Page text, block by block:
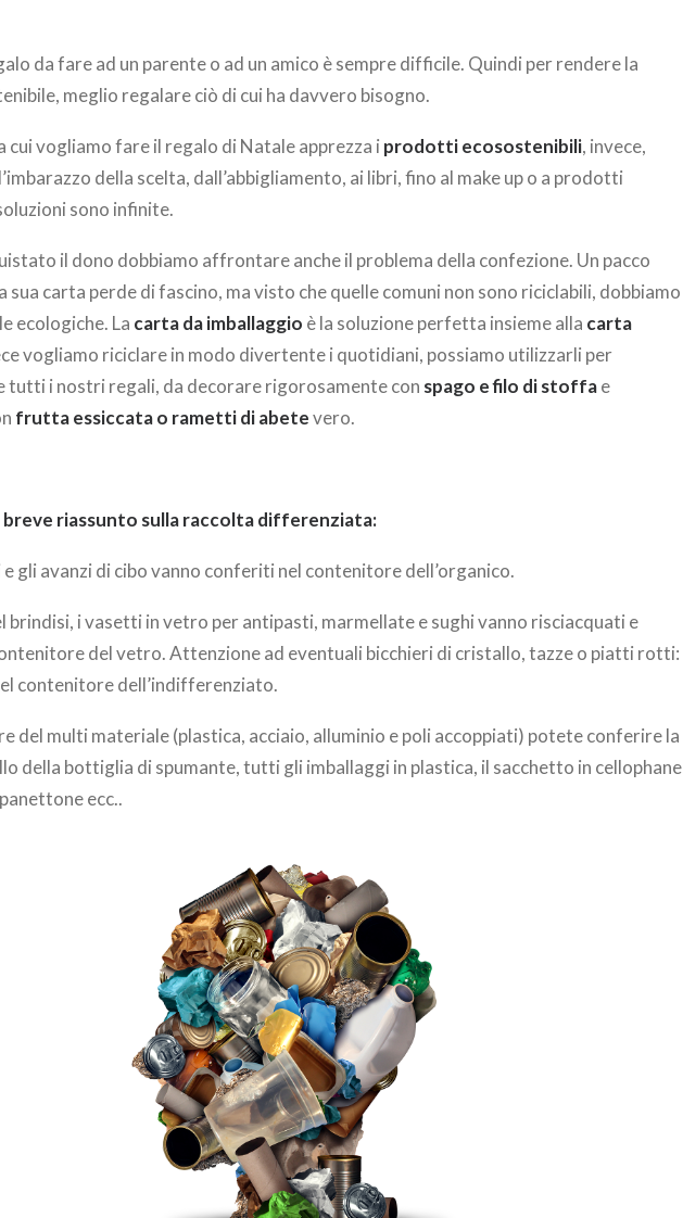
da fare ad un parente o ad un amico è sempre difficile. Quindi per rendere la
meglio regalare ciò di cui ha davvero bisogno.
cui vogliamo fare il regalo di Natale apprezza i prodotti ecosostenibili, invece,
della scelta, dall’abbigliamento, ai libri, fino al make up o a prodotti
sono infinite.
il dono dobbiamo affrontare anche il problema della confezione. Un pacco
sua carta perde di fascino, ma visto che quelle comuni non sono riciclabili, dobbiamo
ecologiche. La carta da imballaggio è la soluzione perfetta insieme alla carta
vogliamo riciclare in modo divertente i quotidiani, possiamo utilizzarli per
tutti i nostri regali, da decorare rigorosamente con spago e filo di stoffae
frutta essiccata o rametti di abetevero.
breve riassunto sulla raccolta differenziata:
gli avanzi di cibo vanno conferiti nel contenitore dell’organico.
brindisi, i vasetti in vetro per antipasti, marmellate e sughi vanno risciacquati e
del vetro. Attenzione ad eventuali bicchieri di cristallo, tazze o piatti rotti:
contenitore dell’indifferenziato.
del multi materiale (plastica, acciaio, alluminio e poli accoppiati) potete conferire la
della bottiglia di spumante, tutti gli imballaggi in plastica, il sacchetto in cellophane
ecc..